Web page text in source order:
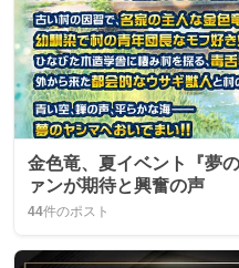
金色竜、夏イベント『夢
ァンが期待と興奮の声
44件のポスト